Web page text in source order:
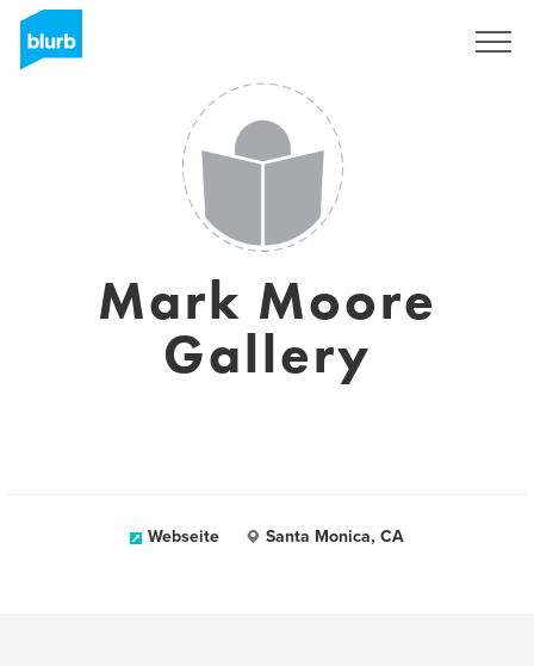
Mark Moore
Gallery
Webseite Santa Monica, CA